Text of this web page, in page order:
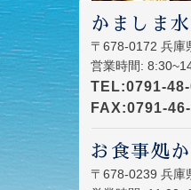
かましま
〒678-0172 兵庫
営業時間:
TEL:0791-
FAX:0791-
お食事処
〒678-0239 兵庫